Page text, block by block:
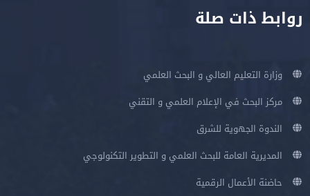
روابط ذات صلة
وزارة التعليم العالي و البحث العلمي
مركز البحث في الإعلام العلمي و التقني
الندوة الجهوية للشرق
المديرية العامة للبحث العلمي و التطوير التكنولوجي
حاضنة الأعمال الرقمية